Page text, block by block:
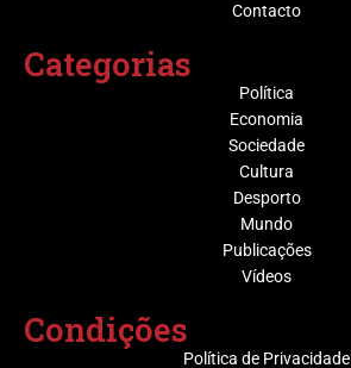
Contacto
Categorias
Política
Economia
Sociedade
Cultura
Desporto
Mundo
Publicações
Vídeos
Condições
Política de Privacidade